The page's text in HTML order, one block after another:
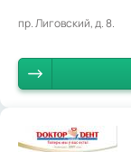
пр. Лиговский, д. 8.